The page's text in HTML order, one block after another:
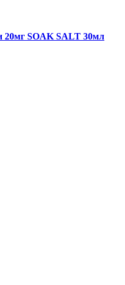
20мг SOAK SALT 30мл